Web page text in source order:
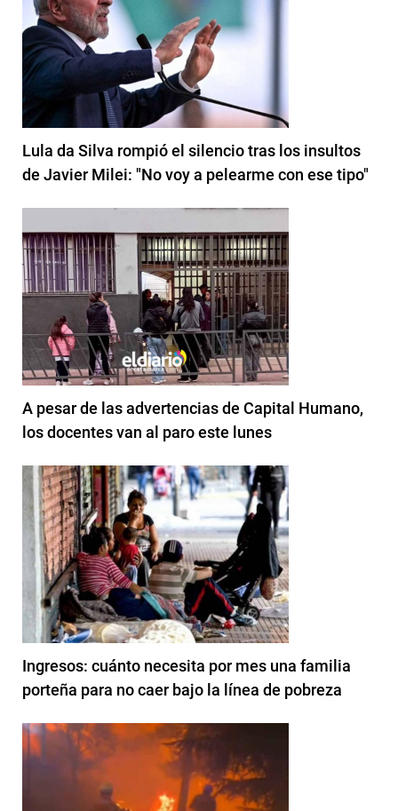
Lula da Silva rompió el silencio tras los insultos
de Javier Milei: "No voy a pelearme con ese tipo"
A pesar de las advertencias de Capital Humano,
los docentes van al paro este lunes
Ingresos: cuánto necesita por mes una familia
porteña para no caer bajo la línea de pobreza